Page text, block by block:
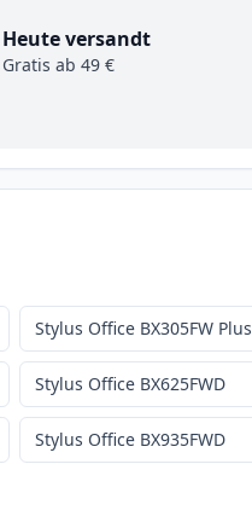
Heute versandt
Gratis ab 49 €
Stylus Office BX305FW Plus
Stylus Office BX625FWD
Stylus Office BX935FWD